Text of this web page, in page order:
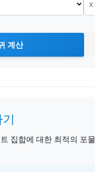
계산
집합에 대한 최적의 포